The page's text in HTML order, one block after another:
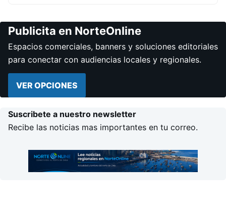
Publicita en NorteOnline
Espacios comerciales, banners y soluciones editoriales
para conectar con audiencias locales y regionales.
VER OPCIONES
Suscribete a nuestro newsletter
Recibe las noticias mas importantes en tu correo.